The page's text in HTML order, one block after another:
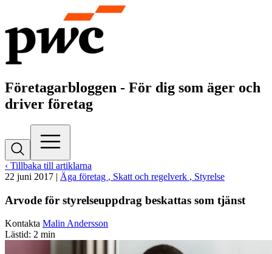
Företagarbloggen - För dig som äger och
driver företag
‹ Tillbaka till artiklarna
22 juni 2017 | Äga företag , Skatt och regelverk , Styrelse
Arvode för styrelseuppdrag beskattas som tjänst
Kontakta Malin Andersson
Lästid: 2 min